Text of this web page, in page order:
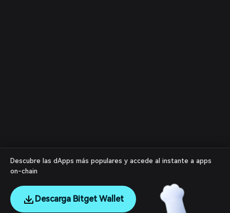
Descubre las dApps más populares y accede al instante a apps
on-chain
Descarga Bitget Wallet